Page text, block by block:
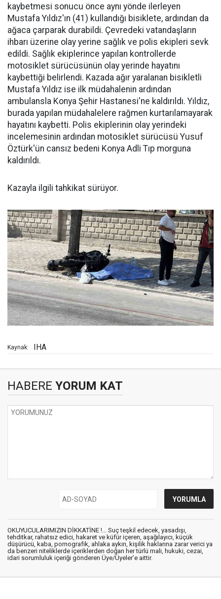
kaybetmesi sonucu önce aynı yönde ilerleyen
Mustafa Yıldız'ın (41) kullandığı bisiklete, ardından da
ağaca çarparak durabildi. Çevredeki vatandaşların
ihbarı üzerine olay yerine sağlık ve polis ekipleri sevk
edildi. Sağlık ekiplerince yapılan kontrollerde
motosiklet sürücüsünün olay yerinde hayatını
kaybettiği belirlendi. Kazada ağır yaralanan bisikletli
Mustafa Yıldız ise ilk müdahalenin ardından
ambulansla Konya Şehir Hastanesi'ne kaldırıldı. Yıldız,
burada yapılan müdahalelere rağmen kurtarılamayarak
hayatını kaybetti. Polis ekiplerinin olay yerindeki
incelemesinin ardından motosiklet sürücüsü Yusuf
Öztürk'ün cansız bedeni Konya Adli Tıp morguna
kaldırıldı.
Kazayla ilgili tahkikat sürüyor.
Kaynak: IHA
HABERE YORUM KAT
OKUYUCULARIMIZIN DİKKATİNE !... Suç teşkil edecek, yasadışı,
tehditkar, rahatsız edici, hakaret ve küfür içeren, aşağılayıcı, küçük
düşürücü, kaba, pornografik, ahlaka aykırı, kişilik haklarına zarar verici ya
da benzeri niteliklerde içeriklerden doğan her türlü mali, hukuki, cezai,
idari sorumluluk içeriği gönderen Üye/Üyeler’e aittir.